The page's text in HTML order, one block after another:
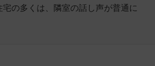
宅の多くは、隣室の話し声が普通に